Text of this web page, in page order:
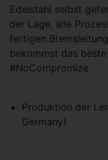
Edelstahl selbst
der Lage, alle
fertigen
bekommst das
#NoCompromize
Produktion der
Germany)